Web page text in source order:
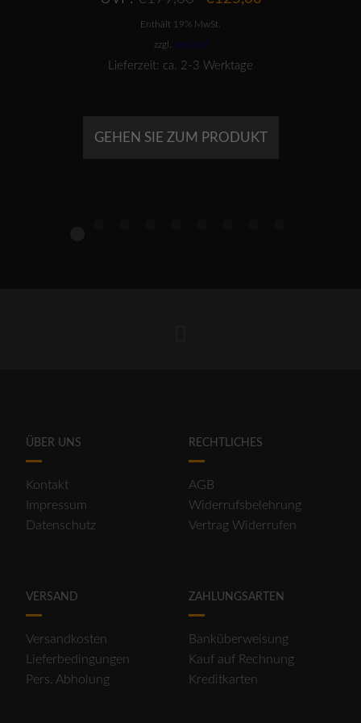
war:
€179,00
Enthält 19% MwSt.
zzgl. Versand
Lieferzeit: ca. 2-3 Werktage
GEHEN SIE ZUM PRODUKT
ÜBER UNS
Kontakt
Impressum
Datenschutz
RECHTLICHES
AGB
Widerrufsbelehrung
Vertrag Widerrufen
VERSAND
Versandkosten
Lieferbedingungen
Pers. Abholung
ZAHLUNGSARTEN
Banküberweisung
Kauf auf Rechnung
Kreditkarten